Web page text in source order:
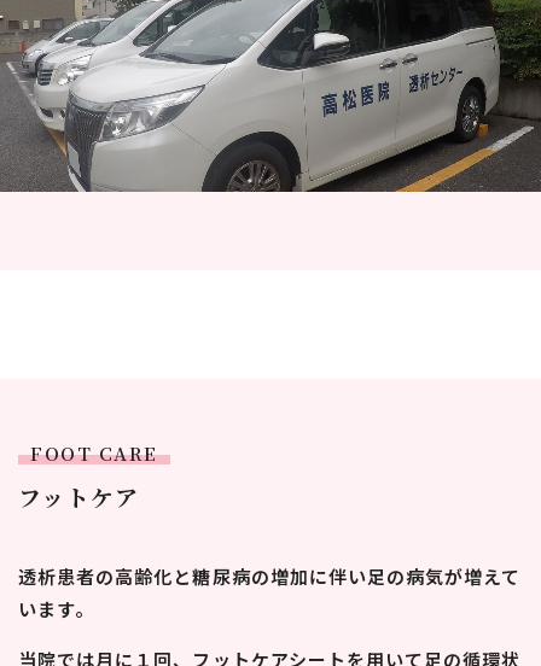
FOOT CARE
フットケア
透析患者の高齢化と糖尿病の増加に伴い足の病気が増えて
います。
当院では月に１回、フットケアシートを用いて足の循環状